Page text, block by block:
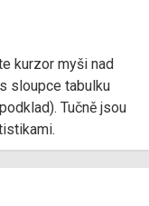
kurzor myši nad
sloupce tabulku
Tučně jsou